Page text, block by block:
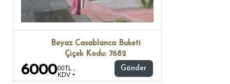
Beyaz Casablanca Buketi
Çiçek Kodu: 7682
600000TL ,
KDV +
Gönder